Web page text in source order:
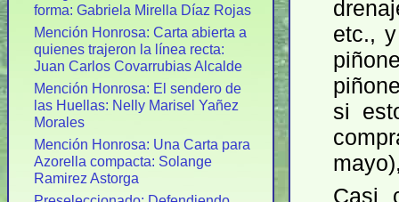
forma: Gabriela Mirella Díaz Rojas
Mención Honrosa: Carta abierta a
quienes trajeron la línea recta:
Juan Carlos Covarrubias Alcalde
Mención Honrosa: El sendero de
las Huellas: Nelly Marisel Yañez
Morales
Mención Honrosa: Una Carta para
Azorella compacta: Solange
Ramirez Astorga
etc.,
si
Casi